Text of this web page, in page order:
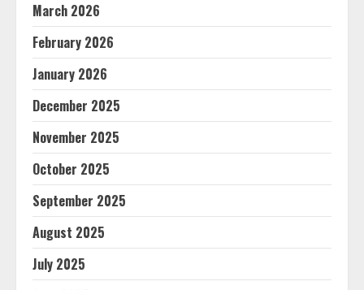
March 2026
February 2026
January 2026
December 2025
November 2025
October 2025
September 2025
August 2025
July 2025